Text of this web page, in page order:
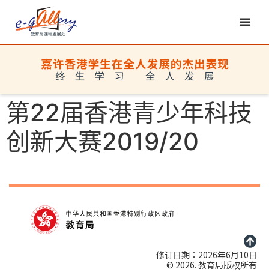
第22届香港青少年科技
创新大赛2019/20
修订日期：2026年6月10日
© 2026. 教育局版权所有